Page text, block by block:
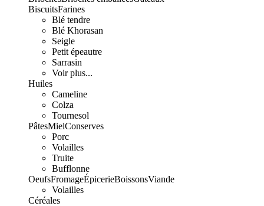
BiscuitsFarines
Blé tendre
Blé Khorasan
Seigle
Petit épeautre
Sarrasin
Voir plus...
Huiles
Cameline
Colza
Tournesol
PâtesMielConserves
Porc
Volailles
Truite
Bufflonne
OeufsFromageÉpicerieBoissonsViande
Volailles
Céréales